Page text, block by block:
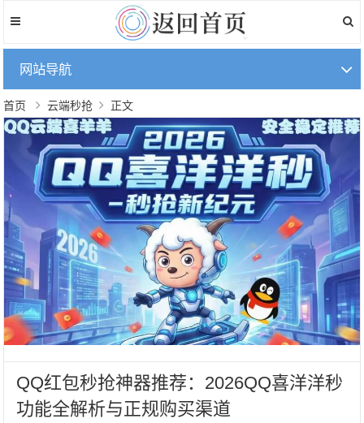
网站导航
首页 云端秒抢 正文
QQ红包秒抢神器推荐：2026QQ喜洋洋秒
功能全解析与正规购买渠道